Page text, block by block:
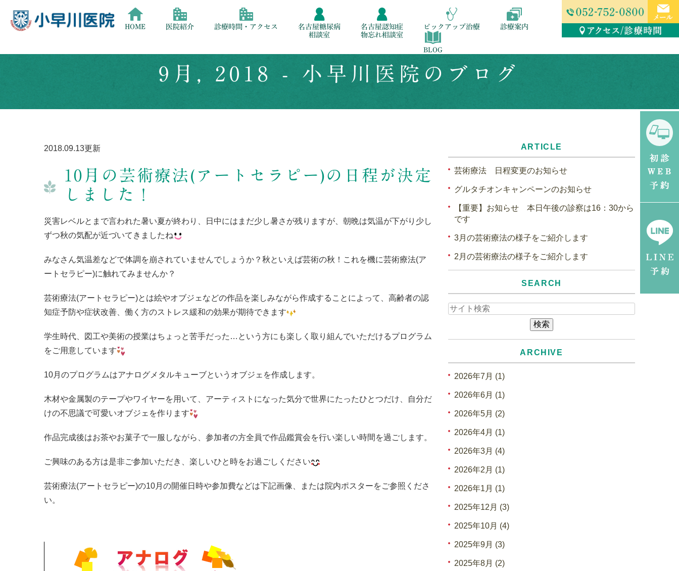
HOME 医院紹介 診療時間・アクセス
名古屋糖尿病
相談室
名古屋認知症
物忘れ相談室
ピックアップ治療 診療案内
BLOG
9月, 2018 - 小早川医院のブログ
2018.09.13更新
10月の芸術療法(アートセラピー)の日程が決定
しました！
災害レベルとまで言われた暑い夏が終わり、日中にはまだ少し暑さが残りますが、朝晩は気温が下がり少し
ずつ秋の気配が近づいてきましたね
みなさん気温差などで体調を崩されていませんでしょうか？ 秋といえば芸術の秋！これを機に芸術療法(ア
ートセラピー)に触れてみませんか？
芸術療法(アートセラピー)とは絵やオブジェなどの作品を楽しみながら作成することによって、高齢者の認
知症予防や症状改善、働く方のストレス緩和の効果が期待できます
学生時代、図工や美術の授業はちょっと苦手だった…という方にも楽しく取り組んでいただけるプログラム
をご用意しています
10月のプログラムはアナログメタルキューブというオブジェを作成します。
木材や金属製のテープやワイヤーを用いて、アーティストになった気分で世界にたったひとつだけ、自分だ
けの不思議で可愛いオブジェを作ります
作品完成後はお茶やお菓子で一服しながら、参加者の方全員で作品鑑賞会を行い楽しい時間を過ごします。
ご興味のある方は是非ご参加いただき、楽しいひと時をお過ごしください
芸術療法(アートセラピー)の10月の開催日時や参加費などは下記画像、または院内ポスターをご参照くださ
い。
ARTICLE
芸術療法 日程変更のお知らせ
グルタチオンキャンペーンのお知らせ
【重要】お知らせ 本日午後の診察は16：30から
です
3月の芸術療法の様子をご紹介します
2月の芸術療法の様子をご紹介します
SEARCH
ARCHIVE
2026年7月 (1)
2026年6月 (1)
2026年5月 (2)
2026年4月 (1)
2026年3月 (4)
2026年2月 (1)
2026年1月 (1)
2025年12月 (3)
2025年10月 (4)
2025年9月 (3)
2025年8月 (2)